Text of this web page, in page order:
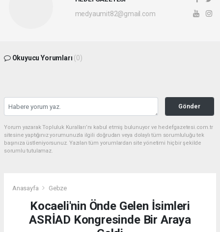
medyaumit82@gmail.com
Okuyucu Yorumları (0)
Gönder
Yorum yazarak Topluluk Kuralları’nı kabul etmiş bulunuyor ve hedefgazetesi.com.tr
sitesine yaptığınız yorumunuzla ilgili doğrudan veya dolaylı tüm sorumluluğu tek
başınıza üstleniyorsunuz. Yazılan tüm yorumlardan site yönetimi hiçbir şekilde
sorumlu tutulamaz.
Anasayfa Gebze
Kocaeli'nin Önde Gelen İsimleri
ASRİAD Kongresinde Bir Araya